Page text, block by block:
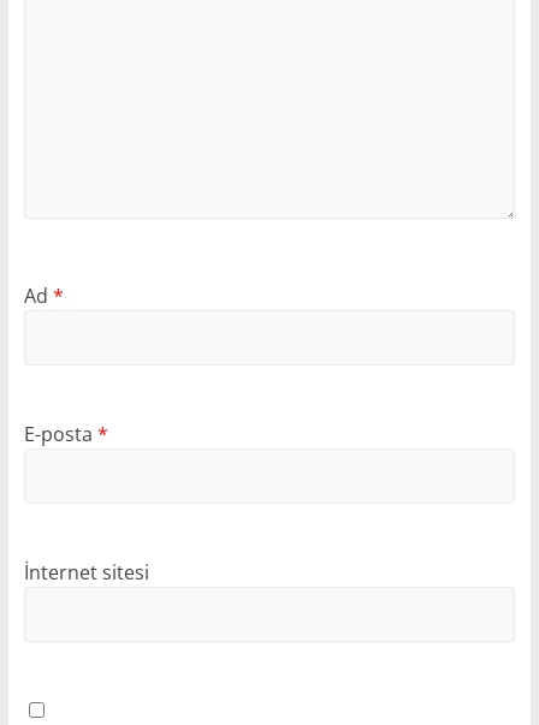
Ad *
E-posta *
İnternet sitesi